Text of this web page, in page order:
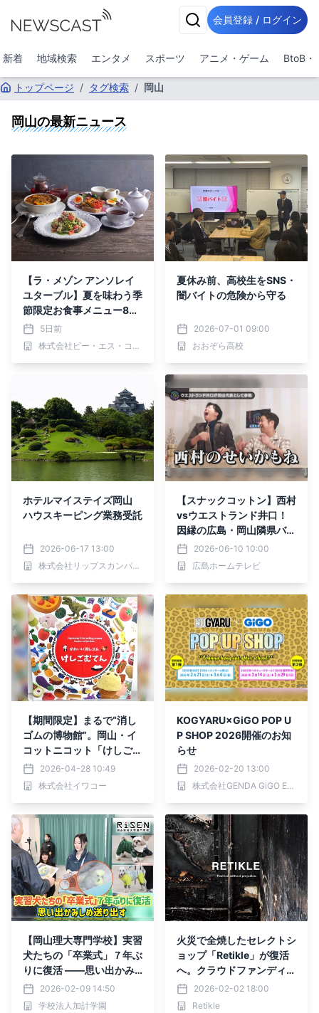
会員登録 / ログイン
新着 地域検索 エンタメ スポーツ アニメ・ゲーム BtoB・
トップページ / タグ検索 / 岡山
岡山の最新ニュース
【ラ・メゾン アンソレイ
ユターブル】夏を味わう季
節限定お食事メニュー8月
1日から
5日前
株式会社ピー・エス・コープ
夏休み前、高校生をSNS・
闇バイトの危険から守る
2026-07-01 09:00
おおぞら高校
ホテルマイステイズ岡山
ハウスキーピング業務受託
2026-06-17 13:00
株式会社リップスカンパニー
【スナックコットン】西村
vsウエストランド井口！
因縁の広島・岡山隣県バト
ルで大暴れ!! 6月11日(木)
深夜0時15分放送
2026-06-10 10:00
広島ホームテレビ
【期間限定】まるで“消し
ゴムの博物館”。岡山・イ
コットニコット「けしごむ
てん」が大人気！巨大ジオ
ラマ展示や「消しゴムバイ
キング」などGWの家族連
2026-04-28 10:49
株式会社イワコー
KOGYARU×GiGO POP U
P SHOP 2026開催のお知
らせ
2026-02-20 13:00
株式会社GENDA GiGO Entertainment
【岡山理大専門学校】実習
犬たちの「卒業式」７年ぶ
りに復活 ――思い出かみ
しめ送り出す
2026-02-09 14:50
学校法人加計学園
火災で全焼したセレクトシ
ョップ「Retikle」が復活
へ。クラウドファンディン
グ3日間で200万円超の支
援を集める
2026-02-02 18:00
Retikle